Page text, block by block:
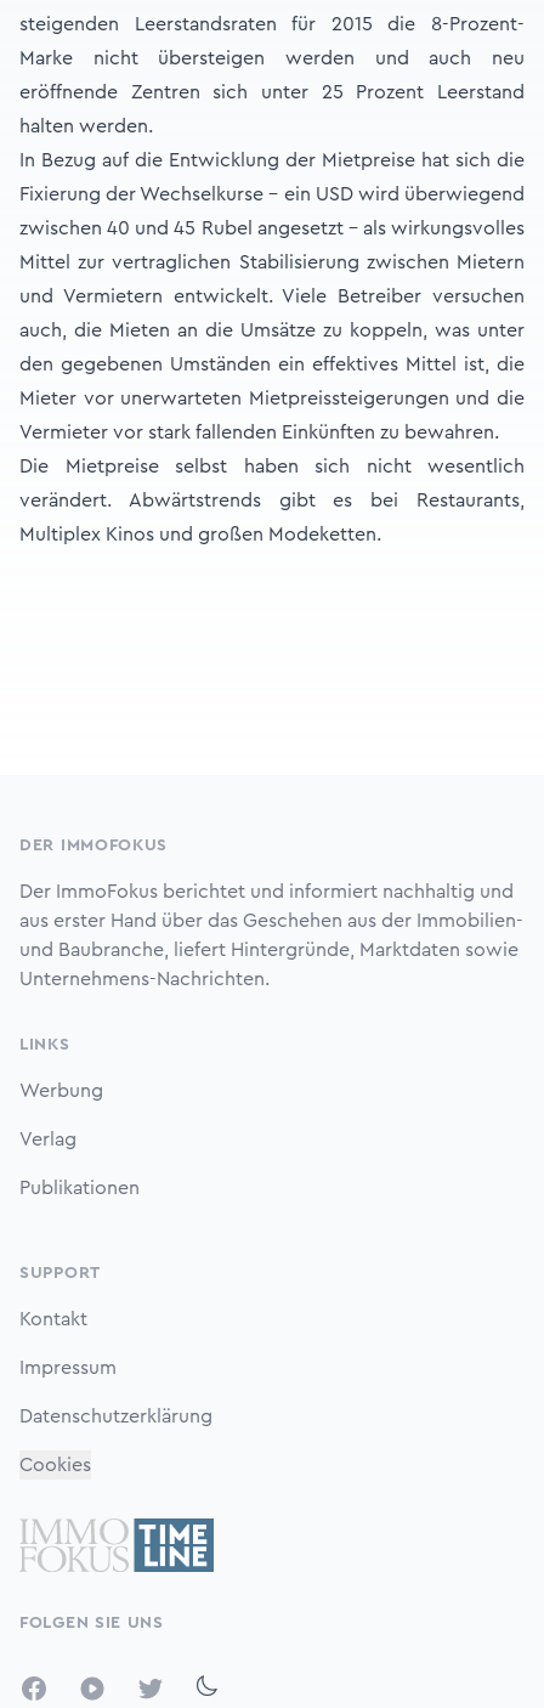
steigenden Leerstandsraten für 2015 die 8-Prozent-
Marke nicht übersteigen werden und auch neu
eröffnende Zentren sich unter 25 Prozent Leerstand
halten werden.
In Bezug auf die Entwicklung der Mietpreise hat sich die
Fixierung der Wechselkurse - ein USD wird überwiegend
zwischen 40 und 45 Rubel angesetzt - als wirkungsvolles
Mittel zur vertraglichen Stabilisierung zwischen Mietern
und Vermietern entwickelt. Viele Betreiber versuchen
auch, die Mieten an die Umsätze zu koppeln, was unter
den gegebenen Umständen ein effektives Mittel ist, die
Mieter vor unerwarteten Mietpreissteigerungen und die
Vermieter vor stark fallenden Einkünften zu bewahren.
Die Mietpreise selbst haben sich nicht wesentlich
verändert. Abwärtstrends gibt es bei Restaurants,
Multiplex Kinos und großen Modeketten.
DER IMMOFOKUS
Der ImmoFokus berichtet und informiert nachhaltig und
aus erster Hand über das Geschehen aus der Immobilien-
und Baubranche, liefert Hintergründe, Marktdaten sowie
Unternehmens-Nachrichten.
LINKS
Werbung
Verlag
Publikationen
SUPPORT
Kontakt
Impressum
Datenschutzerklärung
Cookies
FOLGEN SIE UNS
FacebookYouTubeTwitter